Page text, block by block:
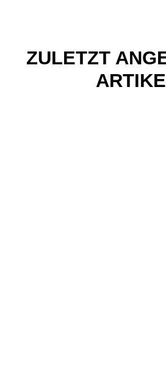
ZULETZT